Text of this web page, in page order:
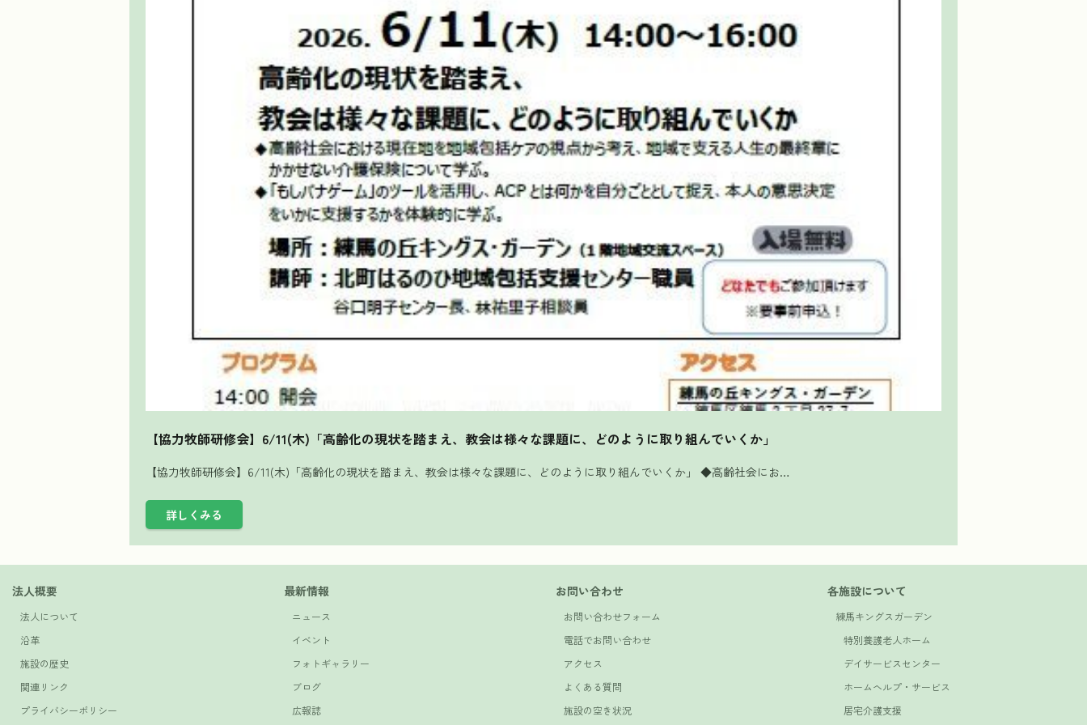
【協力牧師研修会】6/11(木)「高齢化の現状を踏まえ、教会は様々な課題に、どのように取り組んでいくか」
【協力牧師研修会】6/11(木)「高齢化の現状を踏まえ、教会は様々な課題に、どのように取り組んでいくか」 ◆高齢社会にお…
詳しくみる
法人概要
法人について
沿革
施設の歴史
関連リンク
プライバシーポリシー
最新情報
ニュース
イベント
フォトギャラリー
ブログ
広報誌
お問い合わせ
お問い合わせフォーム
電話でお問い合わせ
アクセス
よくある質問
施設の空き状況
各施設について
練馬キングスガーデン
特別養護老人ホーム
デイサービスセンター
ホームヘルプ・サービス
居宅介護支援